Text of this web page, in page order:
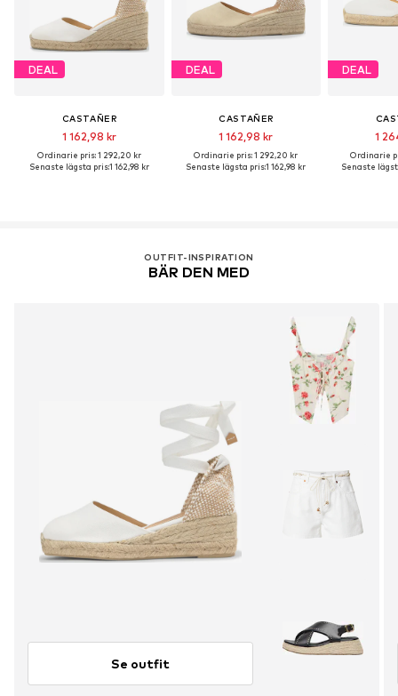
DEAL
CASTAÑER
1 162,98 kr
Ordinarie pris: 1 292,20 kr
Senaste lägsta pris:1 162,98 kr
DEAL
CASTAÑER
1 162,98 kr
Ordinarie pris: 1 292,20 kr
Senaste lägsta pris:1 162,98 kr
DEAL
1
Ordinarie
Senaste
OUTFIT-INSPIRATION
BÄR DEN MED
Se outfit